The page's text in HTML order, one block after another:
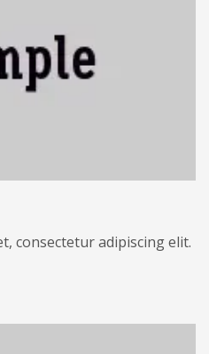
consectetur adipiscing elit.